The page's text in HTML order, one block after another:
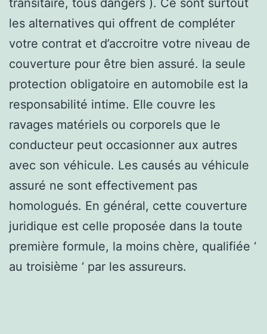
les alternatives qui offrent de compléter
votre contrat et d’accroitre votre niveau de
couverture pour être bien assuré. la seule
protection obligatoire en automobile est la
responsabilité intime. Elle couvre les
ravages matériels ou corporels que le
conducteur peut occasionner aux autres
avec son véhicule. Les causés au véhicule
assuré ne sont effectivement pas
homologués. En général, cette couverture
juridique est celle proposée dans la toute
première formule, la moins chère, qualifiée ‘
au troisième ‘ par les assureurs.